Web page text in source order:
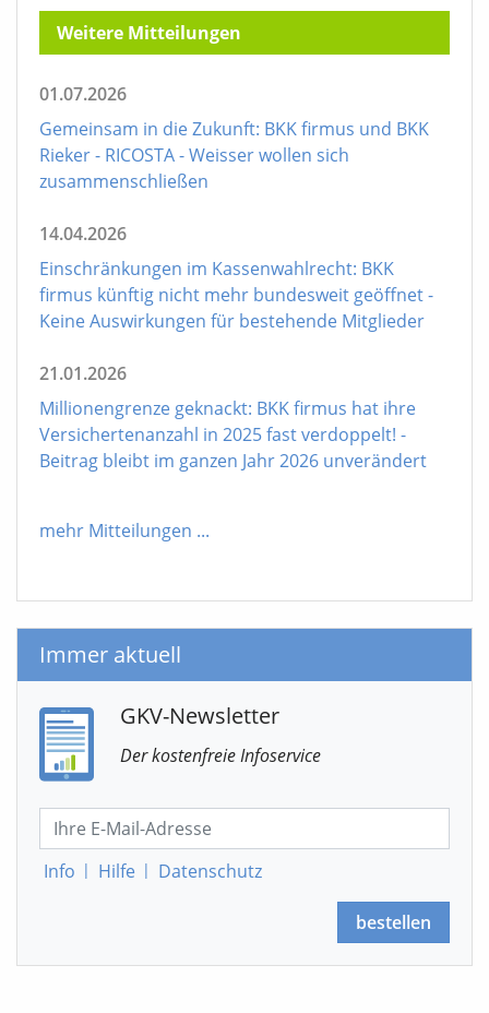
Weitere Mitteilungen
01.07.2026
Gemeinsam in die Zukunft: BKK firmus und BKK
Rieker - RICOSTA - Weisser wollen sich
zusammenschließen
14.04.2026
Einschränkungen im Kassenwahlrecht: BKK
firmus künftig nicht mehr bundesweit geöffnet -
Keine Auswirkungen für bestehende Mitglieder
21.01.2026
Millionengrenze geknackt: BKK firmus hat ihre
Versichertenanzahl in 2025 fast verdoppelt! -
Beitrag bleibt im ganzen Jahr 2026 unverändert
mehr Mitteilungen ...
Immer aktuell
GKV-Newsletter
Der kostenfreie Infoservice
Info | Hilfe | Datenschutz
bestellen